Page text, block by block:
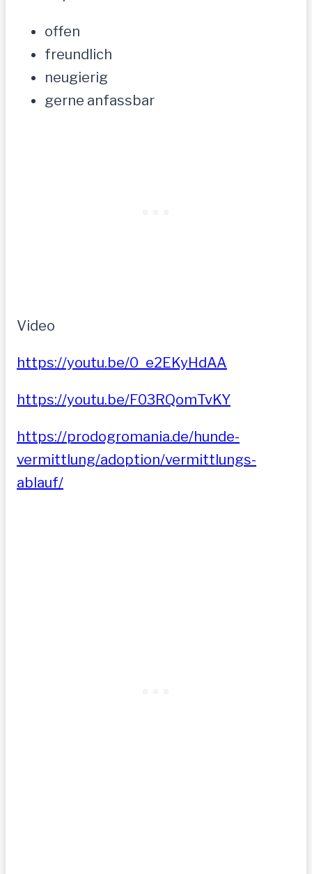
offen
freundlich
neugierig
gerne anfassbar
Video
https://youtu.be/0_e2EKyHdAA
https://youtu.be/F03RQomTvKY
https://prodogromania.de/hunde-
vermittlung/adoption/vermittlungs-
ablauf/